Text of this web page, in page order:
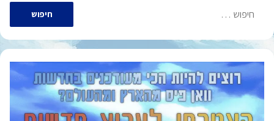
חיפוש: